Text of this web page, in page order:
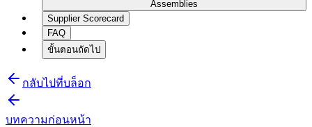
Assemblies
Supplier Scorecard
FAQ
ขั้นตอนถัดไป
กลับไปที่บล็อก
บทความก่อนหน้า